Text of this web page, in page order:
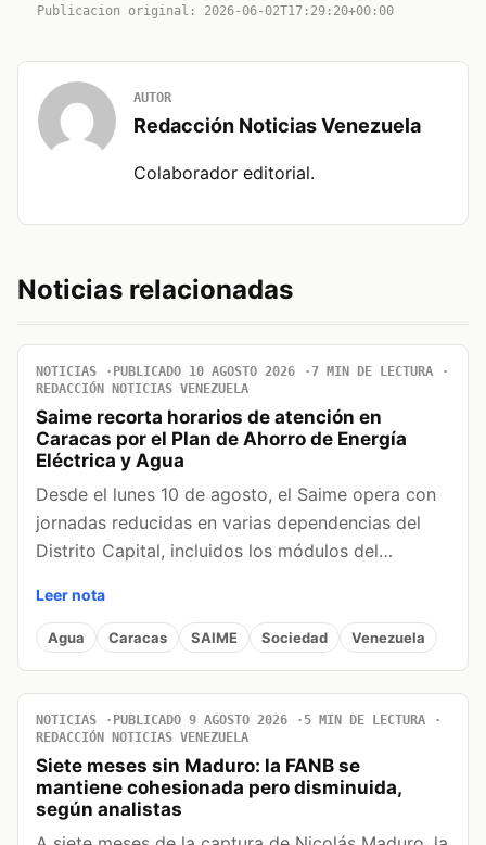
Publicacion original: 2026-06-02T17:29:20+00:00
AUTOR
Redacción Noticias Venezuela
Colaborador editorial.
Noticias relacionadas
NOTICIAS PUBLICADO 10 AGOSTO 2026
7 MIN DE LECTURA
REDACCIÓN NOTICIAS VENEZUELA
Saime recorta horarios de atención en
Caracas por el Plan de Ahorro de Energía
Eléctrica y Agua
Desde el lunes 10 de agosto, el Saime opera con
jornadas reducidas en varias dependencias del
Distrito Capital, incluidos los módulos del…
Leer nota
Agua Caracas SAIME Sociedad Venezuela
NOTICIAS PUBLICADO 9 AGOSTO 2026
5 MIN DE LECTURA
REDACCIÓN NOTICIAS VENEZUELA
Siete meses sin Maduro: la FANB se
mantiene cohesionada pero disminuida,
según analistas